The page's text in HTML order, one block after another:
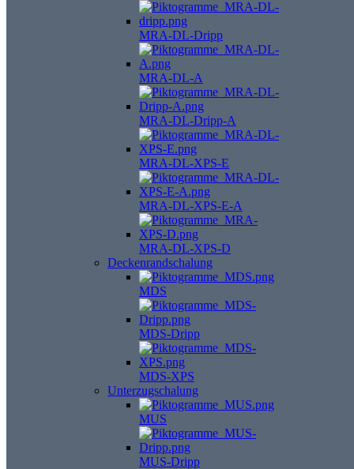
MRA-DL-Dripp
MRA-DL-A
MRA-DL-Dripp-A
MRA-DL-XPS-E
MRA-DL-XPS-E-A
MRA-DL-XPS-D
Deckenrandschalung
MDS
MDS-Dripp
MDS-XPS
Unterzugschalung
MUS
MUS-Dripp